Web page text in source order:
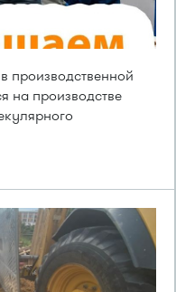
производственной
на производстве